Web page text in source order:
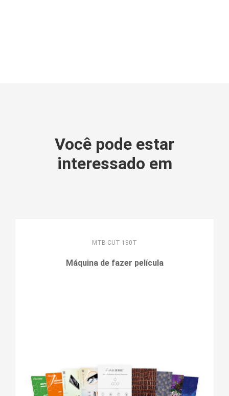
Você pode estar
interessado em
MTB-CUT 180T
Máquina de fazer película